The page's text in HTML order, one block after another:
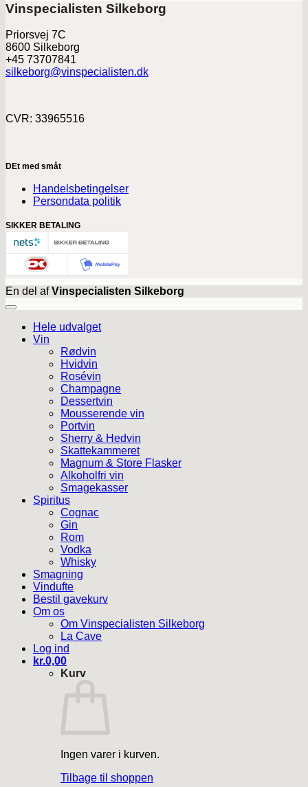
Vinspecialisten Silkeborg
Priorsvej 7C
8600 Silkeborg
+45 73707841
silkeborg@vinspecialisten.dk
CVR: 33965516
DEt med småt
Handelsbetingelser
Persondata politik
SIKKER BETALING
En del afVinspecialisten Silkeborg
Hele udvalget
Vin
Rødvin
Hvidvin
Rosévin
Champagne
Dessertvin
Mousserende vin
Portvin
Sherry & Hedvin
Skattekammeret
Magnum & Store Flasker
Alkoholfri vin
Smagekasser
Spiritus
Cognac
Gin
Rom
Vodka
Whisky
Smagning
Vindufte
Bestil gavekurv
Om os
Om Vinspecialisten Silkeborg
La Cave
Log ind
kr.0,00
Kurv
Ingen varer i kurven.
Tilbage til shoppen